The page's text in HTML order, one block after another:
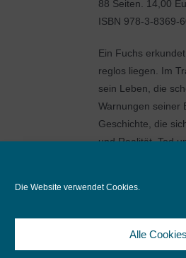
Die Website verwendet Cookies.
Alle Cookies
88 Seiten. 14,00
ISBN 978-3-8369-
Ein Fuchs
reglos liegen. Im
sein Leben, die
Warnungen seiner
Geschichte, die
und Realität, Tod
eine
Kunstschaffende